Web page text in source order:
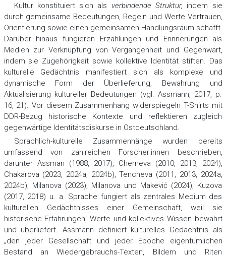
Kultur konstituiert sich als verbindende Struktur, indem sie
durch gemeinsame Bedeutungen, Regeln und Werte Vertrauen,
Orientierung sowie einen gemeinsamen Handlungsraum schafft.
Darüber hinaus fungieren Erzählungen und Erinnerungen als
Medien zur Verknüpfung von Vergangenheit und Gegenwart,
indem sie Zugehörigkeit sowie kollektive Identität stiften. Das
kulturelle Gedächtnis manifestiert sich als komplexe und
dynamische Form der Überlieferung, Bewahrung und
Aktualisierung kultureller Bedeutungen (vgl. Assmann, 2017, р.
16, 21). Vor diesem Zusammenhang widerspiegeln T-Shirts mit
DDR-Bezug historische Kontexte und reflektieren zugleich
gegenwärtige Identitätsdiskurse in Ostdeutschland.
Sprachlich-kulturelle Zusammenhänge wurden bereits
umfassend von zahlreichen Forscher:innen beschrieben,
darunter Assman (1988, 2017), Cherneva (2010, 2013, 2024),
Chakarova (2023, 2024a, 2024b), Tencheva (2011, 2013, 2024а,
2024b), Milanova (2023), Milanova und Makević (2024), Kuzova
(2017, 2018) u. a. Sprache fungiert als zentrales Medium des
kulturellen Gedächtnisses einer Gemeinschaft, weil sie
historische Erfahrungen, Werte und kollektives Wissen bewahrt
und überliefert. Assmann definiert kulturelles Gedächtnis als
„den jeder Gesellschaft und jeder Epoche eigentümlichen
Bestand an Wiedergebrauchs-Texten, Bildern und Riten